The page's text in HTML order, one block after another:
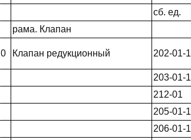
сб. ед.
рама. Клапан
0 Клапан редукционный 202-01-1
203-01-1
212-01
205-01-1
206-01-1